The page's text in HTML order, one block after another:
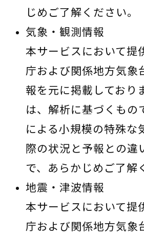
じめご了解ください。
気象・観測情報
本サービスにおいて提
庁および関係地方気象
報を元に掲載しており
は、解析に基づくもの
による小規模の特殊な
際の状況と予報との
で、あらかじめご了解
地震・津波情報
本サービスにおいて提
庁および関係地方気象